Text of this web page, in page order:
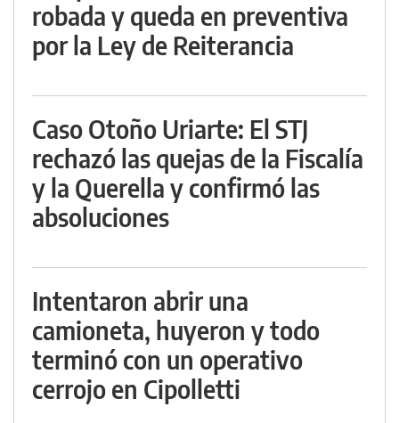
robada y queda en preventiva
por la Ley de Reiterancia
Caso Otoño Uriarte: El STJ
rechazó las quejas de la Fiscalía
y la Querella y confirmó las
absoluciones
Intentaron abrir una
camioneta, huyeron y todo
terminó con un operativo
cerrojo en Cipolletti